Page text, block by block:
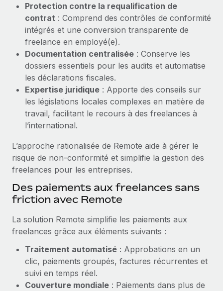
Mobilité et déménagement international
Organisez facilement le déménagement de vos
employés
Avantages sociaux
Gérez facilement les avantages sociaux
BLOG
Mises à jour des produits de Remote :
Intégrations Gusto et Xero et Gestion des
freelances Plus
Remote a toujours pour mission d'aider les entreprises de
toute taille à embaucher, gérer et payer...
En savoir plus
répartis dans 19 pays grâce à Remote
Phiture, un leader notable du conseil en matière de
croissance mobile internationale, encourage les...
En savoir plus
Protection contre la requalification de
contrat : Comprend des contrôles de conformité
intégrés et une conversion transparente de
freelance en employé(e).
Documentation centralisée : Conserve les
dossiers essentiels pour les audits et automatise
les déclarations fiscales.
Expertise juridique : Apporte des conseils sur
les législations locales complexes en matière de
travail, facilitant le recours à des freelances à
l’international.
L’approche rationalisée de Remote aide à gérer le
risque de non-conformité et simplifie la gestion des
freelances pour les entreprises.
Des paiements aux freelances sans
friction avec Remote
La solution Remote simplifie les paiements aux
freelances grâce aux éléments suivants :
Traitement automatisé : Approbations en un
clic, paiements groupés, factures récurrentes et
suivi en temps réel.
Couverture mondiale : Paiements dans plus de